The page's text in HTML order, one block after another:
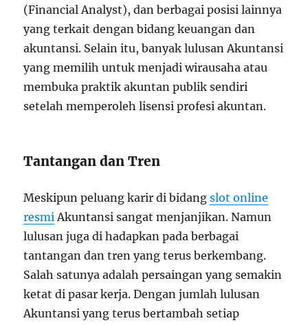
(Financial Analyst), dan berbagai posisi lainnya
yang terkait dengan bidang keuangan dan
akuntansi. Selain itu, banyak lulusan Akuntansi
yang memilih untuk menjadi wirausaha atau
membuka praktik akuntan publik sendiri
setelah memperoleh lisensi profesi akuntan.
Tantangan dan Tren
Meskipun peluang karir di bidangslot online
resmiAkuntansi sangat menjanjikan. Namun
lulusan juga di hadapkan pada berbagai
tantangan dan tren yang terus berkembang.
Salah satunya adalah persaingan yang semakin
ketat di pasar kerja. Dengan jumlah lulusan
Akuntansi yang terus bertambah setiap